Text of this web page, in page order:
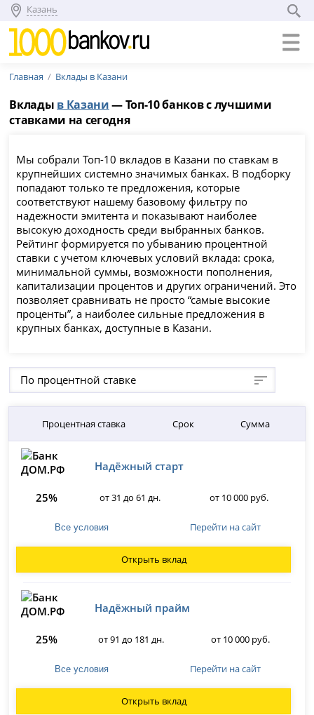
Казань
Главная Вклады в Казани
Вклады в Казани— Топ-10 банков с лучшими
ставками на сегодня
Мы собрали Топ-10 вкладов в Казани по ставкам в
крупнейших системно значимых банках. В подборку
попадают только те предложения, которые
соответствуют нашему базовому фильтру по
надежности эмитента и показывают наиболее
высокую доходность среди выбранных банков.
Рейтинг формируется по убыванию процентной
ставки с учетом ключевых условий вклада: срока,
минимальной суммы, возможности пополнения,
капитализации процентов и других ограничений. Это
позволяет сравнивать не просто “самые высокие
проценты”, а наиболее сильные предложения в
крупных банках, доступные в Казани.
По процентной ставке
Процентная ставка Срок Сумма
Надёжный старт
25% от 31 до 61 дн. от 10 000 руб.
Все условия Перейти на сайт
Открыть вклад
Надёжный прайм
25% от 91 до 181 дн. от 10 000 руб.
Все условия Перейти на сайт
Открыть вклад